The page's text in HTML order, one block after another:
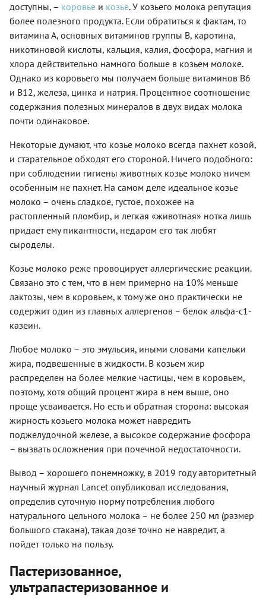
доступны, – коровье и козье. У козьего молока репутация
более полезного продукта. Если обратиться к фактам, то
витамина А, основных витаминов группы В, каротина,
никотиновой кислоты, кальция, калия, фосфора, магния и
хлора действительно намного больше в козьем молоке.
Однако из коровьего мы получаем больше витаминов B6
и B12, железа, цинка и натрия. Процентное соотношение
содержания полезных минералов в двух видах молока
почти одинаковое.
Некоторые думают, что козье молоко всегда пахнет козой,
и старательное обходят его стороной. Ничего подобного:
при соблюдении гигиены животных козье молоко ничем
особенным не пахнет. На самом деле идеальное козье
молоко – очень сладкое, густое, похожее на
растопленный пломбир, и легкая «животная» нотка лишь
придает ему пикантности, недаром его так любят
сыроделы.
Козье молоко реже провоцирует аллергические реакции.
Связано это с тем, что в нем примерно на 10% меньше
лактозы, чем в коровьем, к тому же оно практически не
содержит один из главных аллергенов – белок альфа-с1-
казеин.
Любое молоко – это эмульсия, иными словами капельки
жира, подвешенные в жидкости. В козьем жир
распределен на более мелкие частицы, чем в коровьем,
поэтому, хотя общий процент жира в нем выше, оно
проще усваивается. Но есть и обратная сторона: высокая
жирность козьего молока может навредить
поджелудочной железе, а высокое содержание фосфора
– вызвать осложнения при почечной недостаточности.
Вывод – хорошего понемножку, в 2019 году авторитетный
научный журнал Lancet опубликовал исследования,
определив суточную норму потребления любого
натурального цельного молока – не более 250 мл (размер
большого стакана), такая дозе точно не навредит, а
пойдет только на пользу.
Пастеризованное,
ультрапастеризованное и